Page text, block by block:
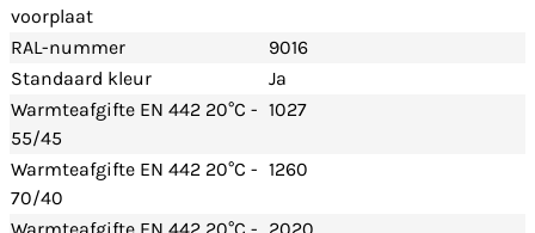
voorplaat
RAL-nummer
9016
Standaard kleur
Ja
Warmteafgifte EN 442 20°C -
55/45
1027
Warmteafgifte EN 442 20°C -
70/40
1260